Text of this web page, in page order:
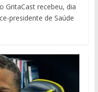
GritaCast recebeu, dia
presidente de Saúde